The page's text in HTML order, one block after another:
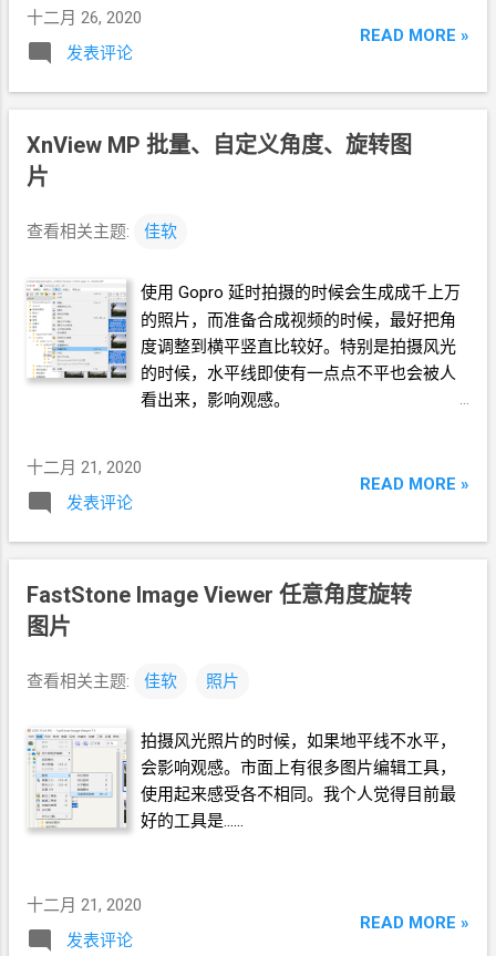
十二月 26, 2020
发表评论
READ MORE »
XnView MP 批量、自定义角度、旋转图
片
查看相关主题: 佳软
使用 Gopro 延时拍摄的时候会生成成千上万
的照片，而准备合成视频的时候，最好把角
度调整到横平竖直比较好。特别是拍摄风光
的时候，水平线即使有一点点不平也会被人
看出来，影响观感。
十二月 21, 2020
发表评论
READ MORE »
FastStone Image Viewer 任意角度旋转
图片
查看相关主题: 佳软 照片
拍摄风光照片的时候，如果地平线不水平，
会影响观感。市面上有很多图片编辑工具，
使用起来感受各不相同。我个人觉得目前最
好的工具是……
十二月 21, 2020
发表评论
READ MORE »